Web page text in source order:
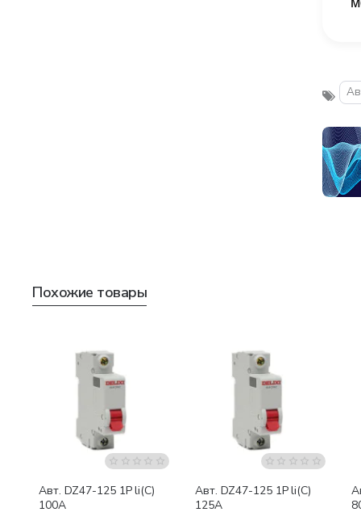
Похожие товары
Авт. DZ47-125 1P li(C)
100A
Авт. DZ47-125 1P li(C)
125A